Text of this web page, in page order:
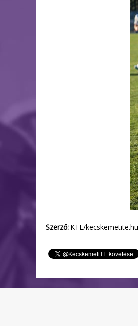
Szerző: KTE/kecskemetite.hu